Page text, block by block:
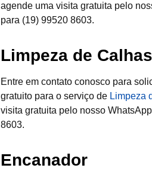
agende uma visita gratuita pelo
para (19) 99520 8603.
Limpeza de Calhas
Entre em contato conosco para
gratuito para o serviço de Limpeza
visita gratuita pelo nosso
8603.
Encanador